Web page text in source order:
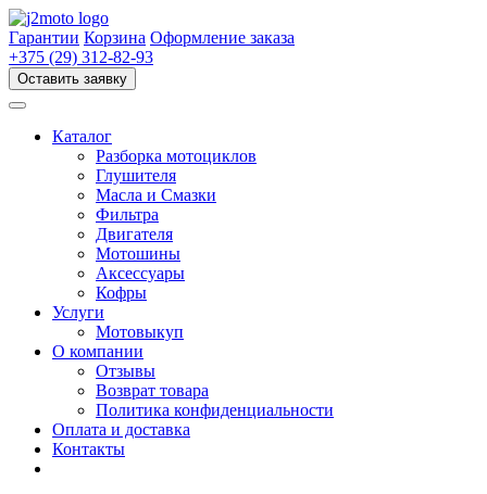
Перейти
к
содержимому
Гарантии Корзина Оформление заказа
+375 (29) 312-82-93
Оставить заявку
Каталог
Разборка мотоциклов
Глушителя
Масла и Смазки
Фильтра
Двигателя
Мотошины
Аксессуары
Кофры
Услуги
Мотовыкуп
О компании
Отзывы
Возврат товара
Политика конфиденциальности
Оплата и доставка
Контакты